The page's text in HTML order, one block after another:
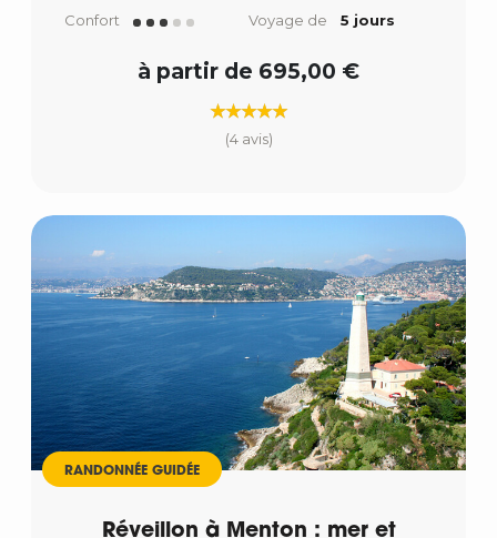
Confort Voyage de 5 jours
à partir de 695,00 €
(4 avis)
RANDONNÉE GUIDÉE
Réveillon à Menton : mer et